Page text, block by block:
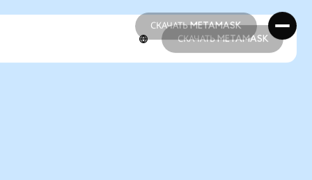
СКАЧАТЬ METAMASK
СКАЧАТЬ METAMASK
СКАЧАТЬ METAMASK